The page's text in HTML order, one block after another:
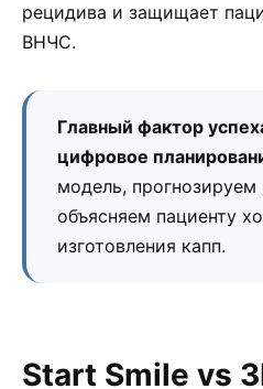
рецидива и защищает
ВНЧС.
Главный фактор
цифровое
модель,
объясняем пациенту
изготовления капп.
Start Smile vs